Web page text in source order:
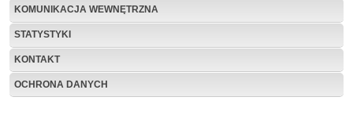
KOMUNIKACJA WEWNĘTRZNA
STATYSTYKI
KONTAKT
OCHRONA DANYCH